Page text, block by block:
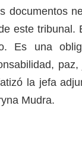
documentos
este tribunal.
Es una
la jefa
Mudra.